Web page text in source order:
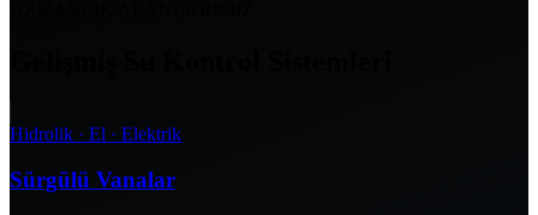
Hidrolik · El · Elektrik
Sürgülü Vanalar